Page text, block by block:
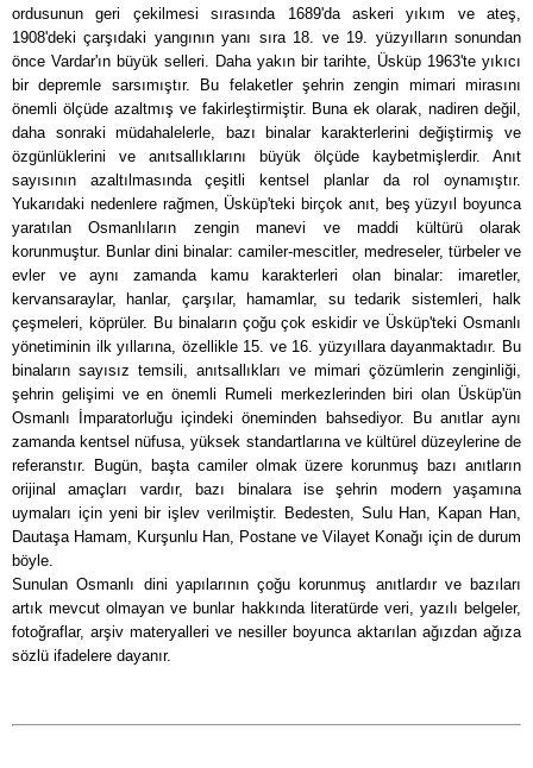
ordusunun geri çekilmesi sırasında 1689'da askeri yıkım ve ateş,
1908'deki çarşıdaki yangının yanı sıra 18. ve 19. yüzyılların sonundan
önce Vardar'ın büyük selleri. Daha yakın bir tarihte, Üsküp 1963'te yıkıcı
bir depremle sarsımıştır. Bu felaketler şehrin zengin mimari mirasını
önemli ölçüde azaltmış ve fakirleştirmiştir. Buna ek olarak, nadiren değil,
daha sonraki müdahalelerle, bazı binalar karakterlerini değiştirmiş ve
özgünlüklerini ve anıtsallıklarını büyük ölçüde kaybetmişlerdir. Anıt
sayısının azaltılmasında çeşitli kentsel planlar da rol oynamıştır.
Yukarıdaki nedenlere rağmen, Üsküp'teki birçok anıt, beş yüzyıl boyunca
yaratılan Osmanlıların zengin manevi ve maddi kültürü olarak
korunmuştur. Bunlar dini binalar: camiler-mescitler, medreseler, türbeler ve
evler ve aynı zamanda kamu karakterleri olan binalar: imaretler,
kervansaraylar, hanlar, çarşılar, hamamlar, su tedarik sistemleri, halk
çeşmeleri, köprüler. Bu binaların çoğu çok eskidir ve Üsküp'teki Osmanlı
yönetiminin ilk yıllarına, özellikle 15. ve 16. yüzyıllara dayanmaktadır. Bu
binaların sayısız temsili, anıtsallıkları ve mimari çözümlerin zenginliği,
şehrin gelişimi ve en önemli Rumeli merkezlerinden biri olan Üsküp'ün
Osmanlı İmparatorluğu içindeki öneminden bahsediyor. Bu anıtlar aynı
zamanda kentsel nüfusa, yüksek standartlarına ve kültürel düzeylerine de
referanstır. Bugün, başta camiler olmak üzere korunmuş bazı anıtların
orijinal amaçları vardır, bazı binalara ise şehrin modern yaşamına
uymaları için yeni bir işlev verilmiştir. Bedesten, Sulu Han, Kapan Han,
Dautaşa Hamam, Kurşunlu Han, Postane ve Vilayet Konağı için de durum
böyle.
Sunulan Osmanlı dini yapılarının çoğu korunmuş anıtlardır ve bazıları
artık mevcut olmayan ve bunlar hakkında literatürde veri, yazılı belgeler,
fotoğraflar, arşiv materyalleri ve nesiller boyunca aktarılan ağızdan ağıza
sözlü ifadelere dayanır.